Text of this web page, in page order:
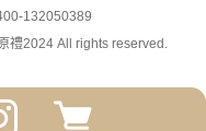
132050389
禮2024 All rights reserved.